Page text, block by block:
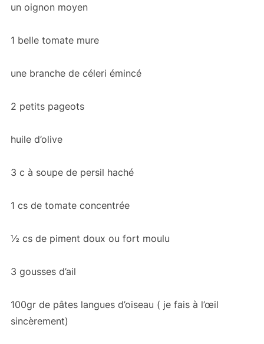
un oignon moyen
1 belle tomate mure
une branche de céleri émincé
2 petits pageots
huile d’olive
3 c à soupe de persil haché
1 cs de tomate concentrée
½ cs de piment doux ou fort moulu
3 gousses d’ail
100gr de pâtes langues d’oiseau ( je fais à l’œil
sincèrement)